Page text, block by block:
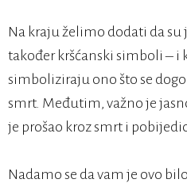
Na kraju želimo dodati da
također kršćanski simboli – i
simboliziraju ono što se
smrt. Međutim, važno je
je prošao kroz smrt i
Nadamo se da vam je ovo